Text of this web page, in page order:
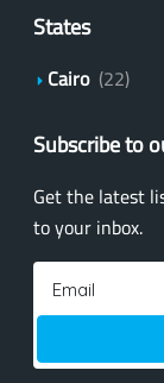
States
Cairo (22)
Subscribe to
Get the latest
to your inbox.